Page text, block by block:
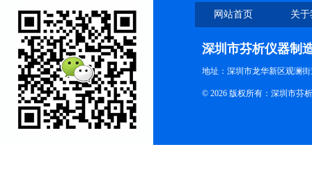
网站首页 关
深圳市芬析仪器制
地址：深圳市龙华新区观澜
© 2026 版权所有：深圳市芬